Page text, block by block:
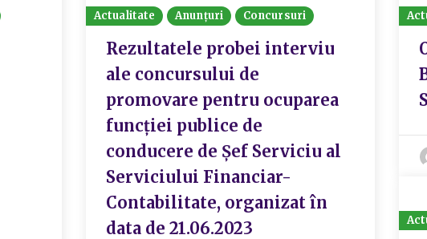
Actualitate Anunțuri Concursuri
Rezultatele probei interviu
ale concursului de
promovare pentru ocuparea
funcției publice de
conducere de Șef Serviciu al
Serviciului Financiar-
Contabilitate, organizat în
data de 21.06.2023